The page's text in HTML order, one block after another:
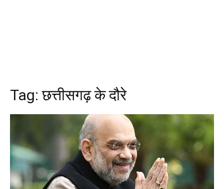
Tag:छत्तीसगढ़ के दौरे